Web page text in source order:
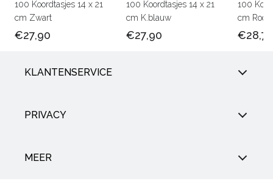
100 Koordtasjes 14 x 21
cm Zwart
€27,90
100 Koordtasjes 14 x 21
cm K.blauw
€27,90
100
cm Rood
€28,75
KLANTENSERVICE
PRIVACY
MEER